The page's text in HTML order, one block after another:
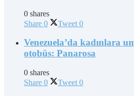
0 shares
Share 0 Tweet 0
Venezuela’da kadınlara
otobüs: Panarosa
0 shares
Share 0 Tweet 0